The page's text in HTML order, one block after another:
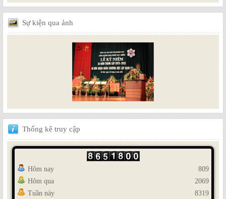
Sựkiện qua ảnh
Thống kê truy cập
Hôm nay
Hôm qua
Tuần này
809
2069
8319